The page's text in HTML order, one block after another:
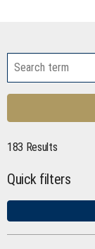
183 Results
Quick filters